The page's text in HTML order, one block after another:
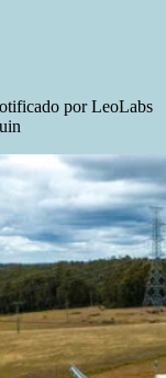
por LeoLabs